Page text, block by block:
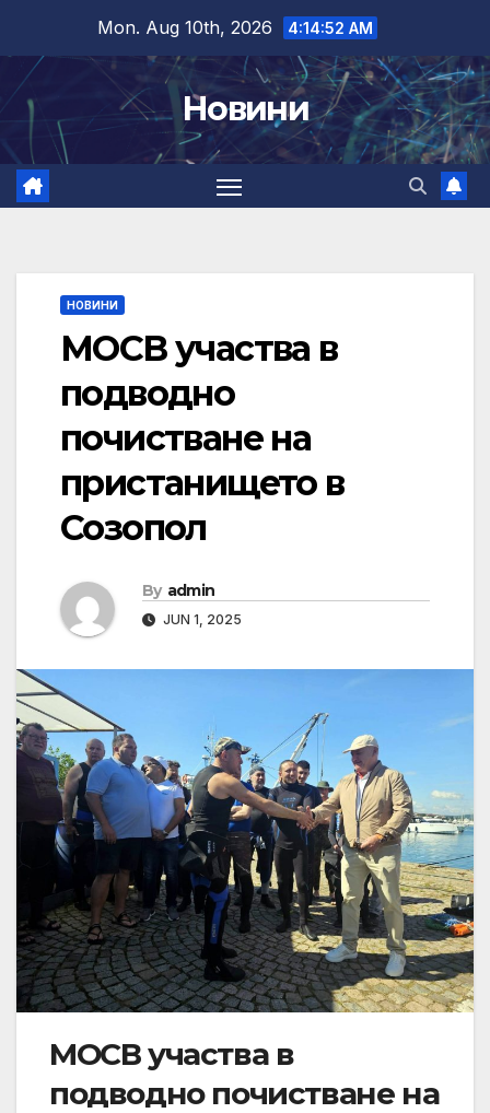
content
Mon. Aug 10th, 2026 4:14:53 AM
Новини
НОВИНИ
МОСВ участва в
подводно
почистване на
пристанището в
Созопол
By admin
JUN 1, 2025
МОСВ участва в
подводно почистване на